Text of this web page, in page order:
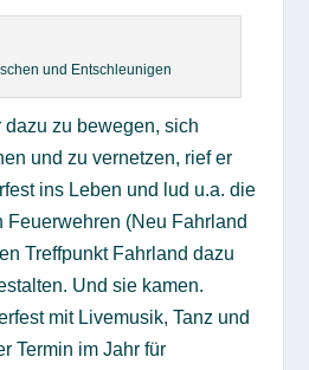
und Entschleunigen
zu bewegen, sich
und zu vernetzen, rief er
ins Leben und lud u.a. die
(Neu Fahrland
Treffpunkt Fahrland dazu
Und sie kamen.
mit Livemusik, Tanz und
Termin im Jahr für